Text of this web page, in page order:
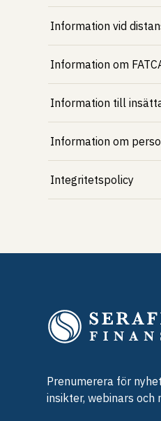
Information vid
Information om
Information till
Information om
Integritetspolicy
Prenumerera för
insikter, webinars och